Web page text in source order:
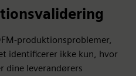
produktionsproblemer,
identificerer ikke kun, hvor
dine leverandørers